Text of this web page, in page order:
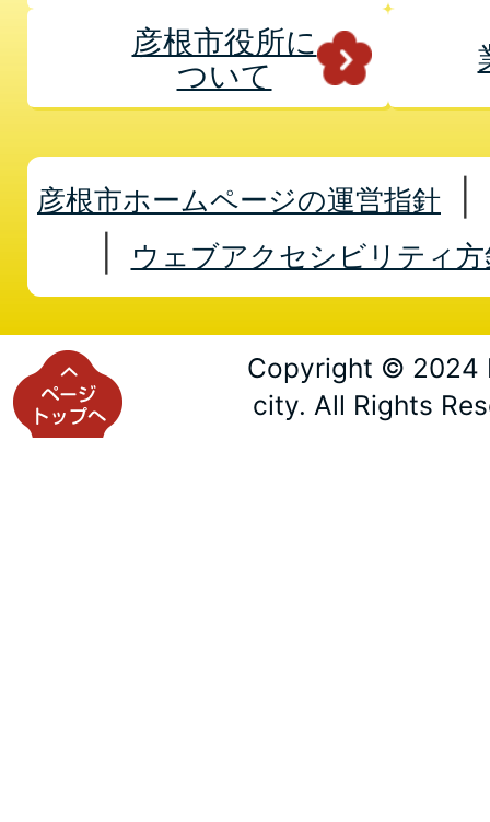
彦根市役所に
ついて
彦根市ホームページの運営指針
ウェブアクセシビリティ方
Copyright © 2024
city. All Rights